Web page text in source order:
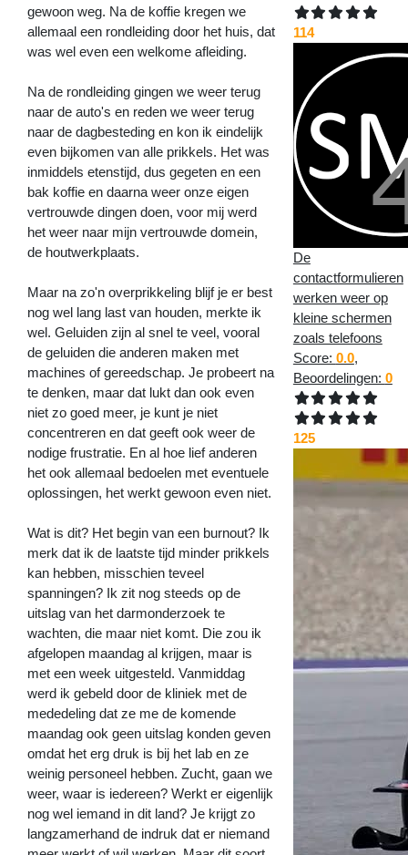
gewoon weg. Na de koffie kregen we
allemaal een rondleiding door het huis, dat
was wel even een welkome afleiding.
Na de rondleiding gingen we weer terug
naar de auto's en reden we weer terug
naar de dagbesteding en kon ik eindelijk
even bijkomen van alle prikkels. Het was
inmiddels etenstijd, dus gegeten en een
bak koffie en daarna weer onze eigen
vertrouwde dingen doen, voor mij werd
het weer naar mijn vertrouwde domein,
de houtwerkplaats.
Maar na zo'n overprikkeling blijf je er best
nog wel lang last van houden, merkte ik
wel. Geluiden zijn al snel te veel, vooral
de geluiden die anderen maken met
machines of gereedschap. Je probeert na
te denken, maar dat lukt dan ook even
niet zo goed meer, je kunt je niet
concentreren en dat geeft ook weer de
nodige frustratie. En al hoe lief anderen
het ook allemaal bedoelen met eventuele
oplossingen, het werkt gewoon even niet.
Wat is dit? Het begin van een burnout? Ik
merk dat ik de laatste tijd minder prikkels
kan hebben, misschien teveel
spanningen? Ik zit nog steeds op de
uitslag van het darmonderzoek te
wachten, die maar niet komt. Die zou ik
afgelopen maandag al krijgen, maar is
met een week uitgesteld. Vanmiddag
werd ik gebeld door de kliniek met de
mededeling dat ze me de komende
maandag ook geen uitslag konden geven
omdat het erg druk is bij het lab en ze
weinig personeel hebben. Zucht, gaan we
weer, waar is iedereen? Werkt er eigenlijk
nog wel iemand in dit land? Je krijgt zo
langzamerhand de indruk dat er niemand
114
De
contactformulieren
werken weer op
kleine schermen
zoals telefoons
Score: 0.0,
Beoordelingen: 0
125